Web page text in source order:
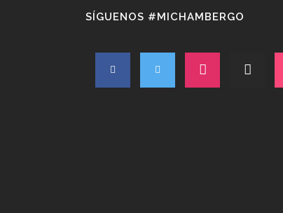
SÍGUENOS #MICHAMBERGO